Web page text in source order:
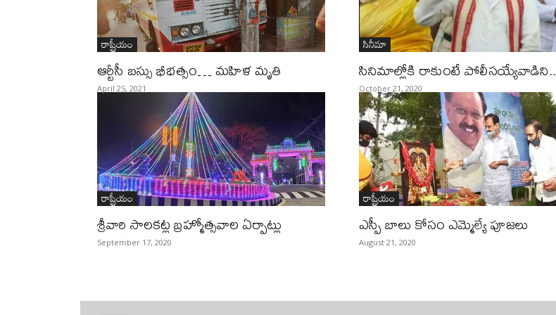
రాష్ట్రీయం
ఆర్టీసీ బస్సు భీభత్సం… మహిళ మృతి
April 25, 2021
సినీమా
సినిమాల్లోకి రాకుంటే పోలీసయ్యేవాడిని..
October 21, 2020
రాష్ట్రీయం
శ్రీవారి సాలకట్ల బ్రహ్మోత్సవాల ఏర్పాట్లు
September 17, 2020
రాష్ట్రీయం
ఎస్పీ బాలు కోసం ఎమ్మెల్యే పూజలు
August 21, 2020